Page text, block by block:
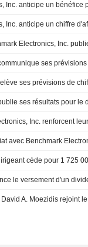
A. Moezidis rejoint